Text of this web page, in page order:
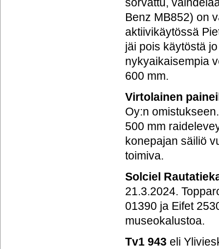
Benz MB852) on
aktiivikäytössä
jäi pois käytöstä
nykyaikaisempia
600 mm.
Virtolainen
Oy:n
500 mm
konepajan säiliö
toimiva.
Solciel
21.3.2024.
01390 ja Eifet
museokalustoa.
Tv1 943 eli